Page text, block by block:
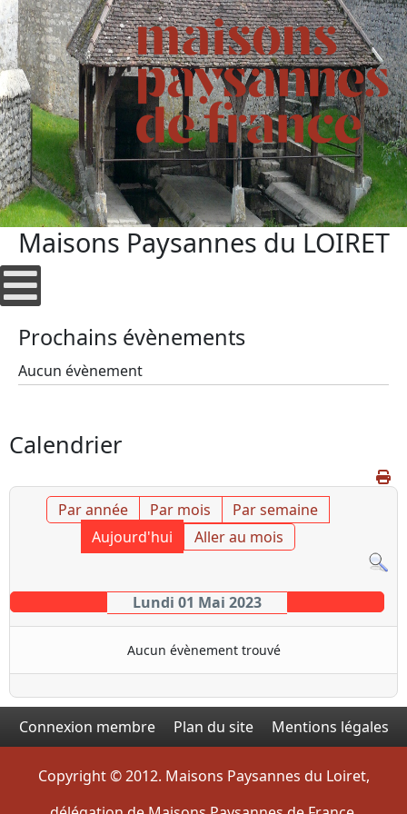
Maisons Paysannes du LOIRET
Prochains évènements
Aucun évènement
Calendrier
Par année Par mois
Par semaine
Aujourd'hui
Aller au mois
Lundi 01 Mai 2023
Aucun évènement trouvé
Connexion membre Plan du site Mentions légales
Copyright © 2012. Maisons Paysannes du Loiret,